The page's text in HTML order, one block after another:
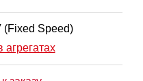
(Fixed Speed)
агрегатах